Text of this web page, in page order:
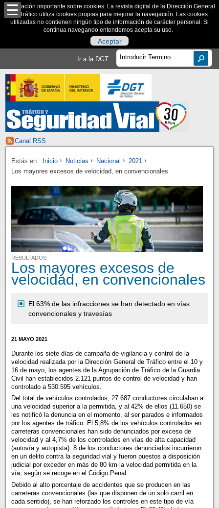
Información importante sobre cookies: La revista digital de la Dirección General
de Tráfico utiliza cookies propias para mejorar la navegación. Las cookies
utilizadas no contienen ningún tipo de información de carácter personal. Si
continua navegando entendemos acepta su uso.
Aceptar
Ir a la DGT
Canal RSS
Estás en: Inicio Noticias Nacional
2021
Los mayores excesos de velocidad, en convencionales
RESULTADOS
Los mayores excesos de
velocidad, en convencionales
El 63% de las infracciones se han detectado en vías
convencionales y travesías
21 MAYO 2021
Durante los siete días de campaña de vigilancia y control de la
velocidad realizada por la Dirección General de Tráfico entre el 10 y
16 de mayo, los agentes de la Agrupación de Tráfico de la Guardia
Civil han establecidos 2.121 puntos de control de velocidad y han
controlado a 530.595 vehículos.
Del total de vehículos controlados, 27.687 conductores circulaban a
una velocidad superior a la permitida, y al 42% de ellos (11.650) se
les notificó la denuncia en el momento, al ser parados e informados
por los agentes de tráfico. El 5,8% de los vehículos controlados en
carreteras convencionales han sido denunciados por exceso de
velocidad y al 4,7% de los controlados en vías de alta capacidad
(autovía y autopista). 8 de los conductores denunciados incurrieron
en un delito contra la seguridad vial y fueron puestos a disposición
judicial por exceder en más de 80 km la velocidad permitida en la
vía, según se recoge en el Código Penal.
Debido al alto porcentaje de accidentes que se producen en las
carreteras convencionales (las que disponen de un solo carril en
cada sentido), se han reforzado los controles en este tipo de vía